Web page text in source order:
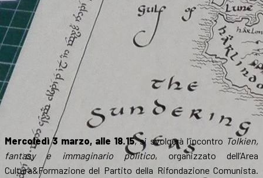
Mercoledì 3 marzo, alle 18.15, si svolgerà l’incontro Tolkien,
fantasy e immaginario politico, organizzato dell’Area
Cultura&Formazione del Partito della Rifondazione Comunista.